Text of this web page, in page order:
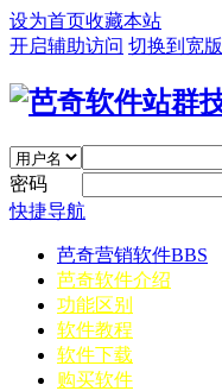
设为首页收藏本站
开启辅助访问 切换到宽版
密码
快捷导航
芭奇营销软件BBS
芭奇软件介绍
功能区别
软件教程
软件下载
购买软件